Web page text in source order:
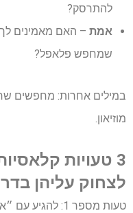
להתרסק?
אמת – האם מאמינים
שמחפש פלאפל?
במילים אחרות: מחפשים
מוזיאון.
3 טעויות
לצחוק עליהן
טעות מספר 1: להגיע עם ״אנרגיית הוכחה״.